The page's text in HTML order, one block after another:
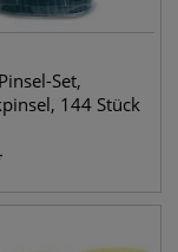
Set,
144 Stück